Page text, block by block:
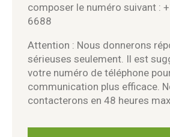
composer le numéro suivant :
6688
Attention : Nous donnerons
sérieuses seulement. Il est
votre numéro de téléphone
communication plus efficace.
contacterons en 48 heures